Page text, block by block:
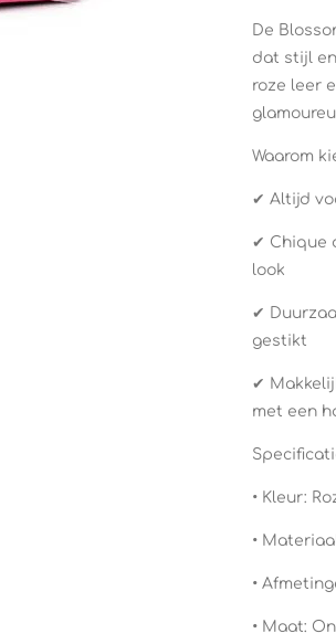
De
dat stijl
roze leer
Waarom
✔ Altijd
✔ Chique
look
✔
gestikt
✔
met een
• Kleur:
•
•
• Maat: